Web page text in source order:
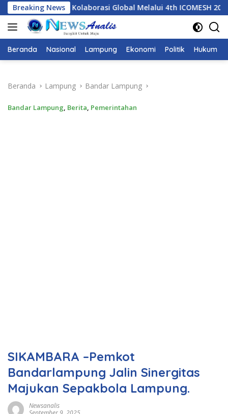
Langsung
ke
konten
Breaking News
Global Melalui 4th ICOMESH 2026 Dari ICOMESH
Beranda Nasional Lampung Ekonomi Politik Hukum
Beranda Lampung Bandar Lampung
Bandar Lampung, Berita, Pemerintahan
SIKAMBARA –Pemkot
Bandarlampung Jalin Sinergitas
Majukan Sepakbola Lampung.
Newsanalis